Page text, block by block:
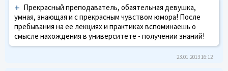
+ Прекрасный преподаватель, обаятельная девушка,
умная, знающая и с прекрасным чувством юмора! После
пребывания на ее лекциях и практиках вспоминаешь о
смысле нахождения в университете - получении знаний!
23.01.2013 16:12